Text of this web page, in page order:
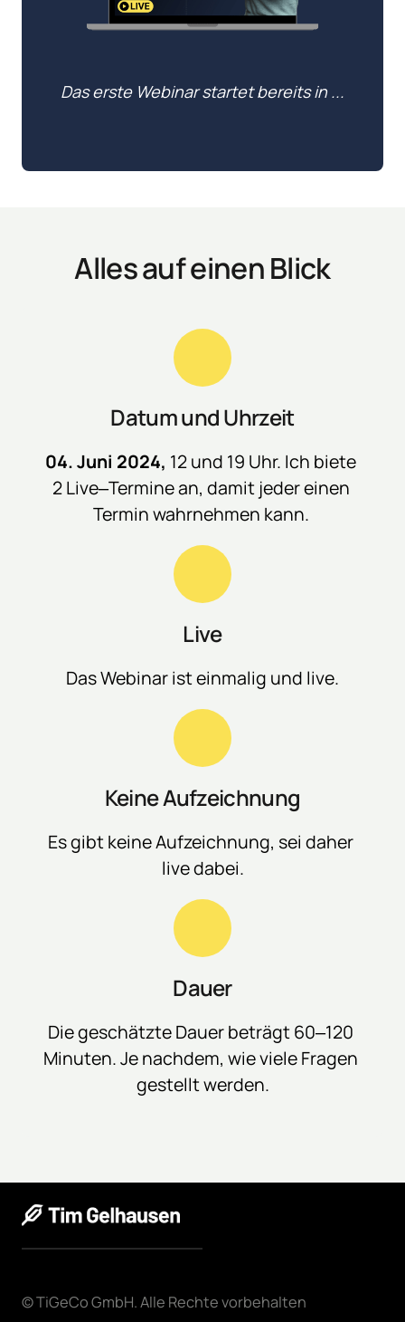
Das erste Webinar startet bereits in ...
Alles auf einen Blick
Datum und Uhrzeit
04. Juni 2024, 12 und 19 Uhr. Ich
2 Live‒Termine an, damit jeder
Termin wahrnehmen kann.
Live
Das Webinar ist einmalig und live.
Keine Aufzeichnung
Es gibt keine Aufzeichnung, sei
live dabei.
Dauer
Die geschätzte Dauer beträgt 60‒
Minuten. Je nachdem, wie viele
gestellt werden.
© TiGeCo GmbH. Alle Rechte vorbehalten